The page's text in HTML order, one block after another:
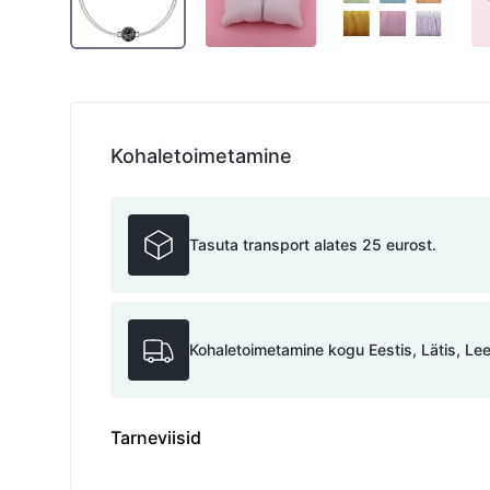
Kohaletoimetamine
Tasuta transport alates 25 eurost.
Kohaletoimetamine kogu Eestis, Lätis,
Tarneviisid